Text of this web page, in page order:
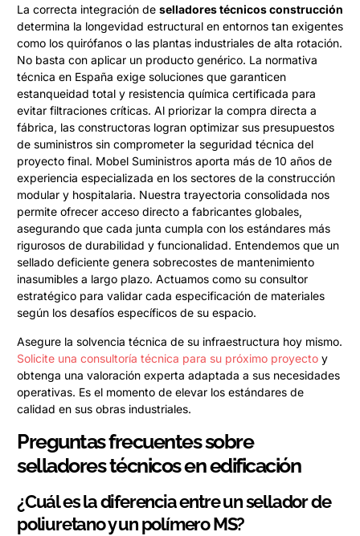
La correcta integración de selladores técnicos construcción
determina la longevidad estructural en entornos tan exigentes
como los quirófanos o las plantas industriales de alta rotación.
No basta con aplicar un producto genérico. La normativa
técnica en España exige soluciones que garanticen
estanqueidad total y resistencia química certificada para
evitar filtraciones críticas. Al priorizar la compra directa a
fábrica, las constructoras logran optimizar sus presupuestos
de suministros sin comprometer la seguridad técnica del
proyecto final. Mobel Suministros aporta más de 10 años de
experiencia especializada en los sectores de la construcción
modular y hospitalaria. Nuestra trayectoria consolidada nos
permite ofrecer acceso directo a fabricantes globales,
asegurando que cada junta cumpla con los estándares más
rigurosos de durabilidad y funcionalidad. Entendemos que un
sellado deficiente genera sobrecostes de mantenimiento
inasumibles a largo plazo. Actuamos como su consultor
estratégico para validar cada especificación de materiales
según los desafíos específicos de su espacio.
Asegure la solvencia técnica de su infraestructura hoy mismo.
Solicite una consultoría técnica para su próximo proyecto y
obtenga una valoración experta adaptada a sus necesidades
operativas. Es el momento de elevar los estándares de
calidad en sus obras industriales.
Preguntas frecuentes sobre
selladores técnicos en edificación
¿Cuál es la diferencia entre un sellador de
poliuretano y un polímero MS?